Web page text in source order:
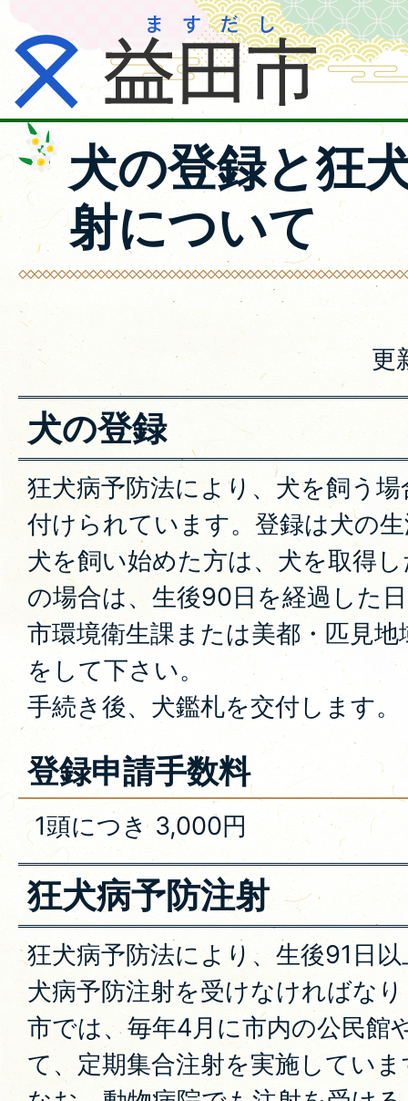
犬の登録と狂
射について
更
犬の登録
狂犬病予防法により、犬を飼う
付けられています。登録は犬の
犬を飼い始めた方は、犬を取得
の場合は、生後90日を経過した
市環境衛生課または美都・匹見
をして下さい。
手続き後、犬鑑札を交付します。
登録申請手数料
1頭につき 3,000円
狂犬病予防注射
狂犬病予防法により、生後91日
犬病予防注射を受けなければな
市では、毎年4月に市内の公民館
て、定期集合注射を実施してい